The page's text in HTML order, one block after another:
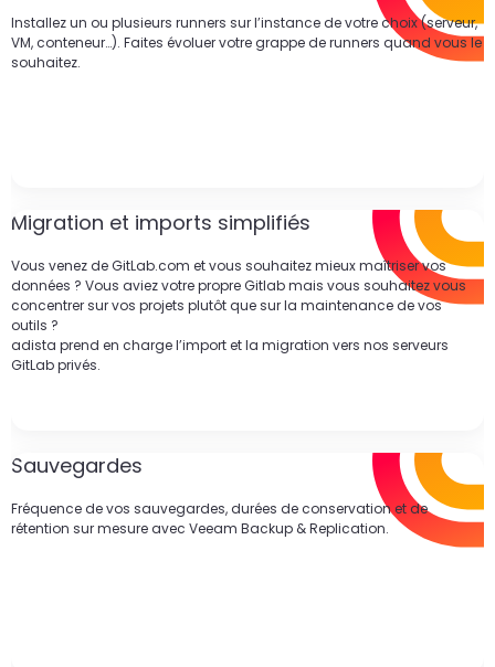
Installez un ou plusieurs runners sur l’instance de votre choix (serveur,
VM, conteneur…). Faites évoluer votre grappe de runners quand vous le
souhaitez.
Migration et imports simplifiés
Vous venez de GitLab.com et vous souhaitez mieux maîtriser vos
données ? Vous aviez votre propre Gitlab mais vous souhaitez vous
concentrer sur vos projets plutôt que sur la maintenance de vos
outils ?
adista prend en charge l’import et la migration vers nos serveurs
GitLab privés.
Sauvegardes
Fréquence de vos sauvegardes, durées de conservation et de
rétention sur mesure avec Veeam Backup & Replication.